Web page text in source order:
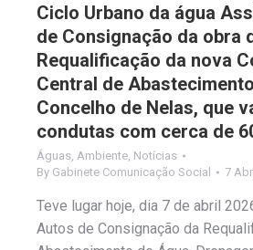
Ciclo Urbano da água
de Consignação da obra
Requalificação da nova
Central de
Concelho de Nelas, que
condutas com cerca de
Águas Ambiente Notícias
By Gabinete Comunicação Social 7
Teve lugar hoje, dia 7 de abril
Autos de Consignação da